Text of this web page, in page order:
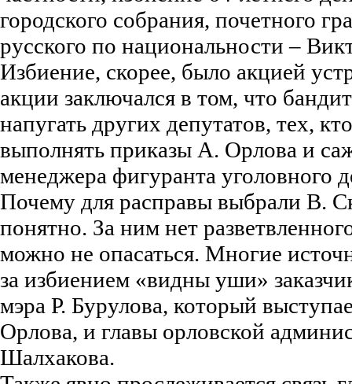
городского собрания, почетного
русского по национальности –
Избиение, скорее, было акцией
акции заключался в том, что
напугать других депутатов, тех,
выполнять приказы А. Орлова и
менеджера фигуранта уголовного
Почему для расправы выбрали В.
понятно. За ним нет
можно не опасаться. Многие
за избиением «видны уши»
мэра Р. Бурулова, который
Орлова, и главы орловской
Шалхакова.